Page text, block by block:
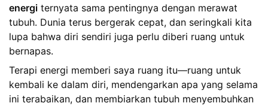
energi ternyata sama pentingnya dengan merawat
tubuh. Dunia terus bergerak cepat, dan seringkali kita
lupa bahwa diri sendiri juga perlu diberi ruang untuk
bernapas.
Terapi energi memberi saya ruang itu—ruang untuk
kembali ke dalam diri, mendengarkan apa yang selama
ini terabaikan, dan membiarkan tubuh menyembuhkan